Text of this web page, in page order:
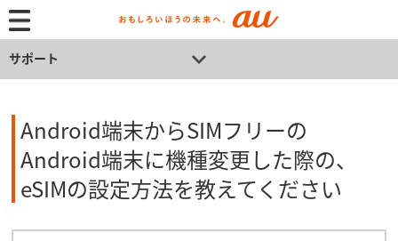
サポート
Android端末からSIMフリーの
Android端末に機種変更した際の、
eSIMの設定方法を教えてください